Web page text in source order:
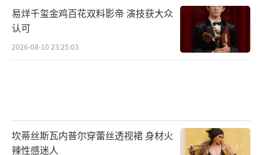
易烊千玺金鸡百花双料影帝 演技获大众
认可
2026-08-10 23:25:03
坎蒂丝斯瓦内普尔穿蕾丝透视裙 身材火
辣性感迷人